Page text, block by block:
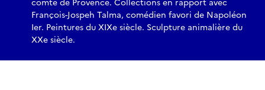
comte de Provence. Collections en rapport avec
François-Jospeh Talma, comédien favori de Napoléon
Ier. Peintures du XIXe siècle. Sculpture animalière du
XXe siècle.